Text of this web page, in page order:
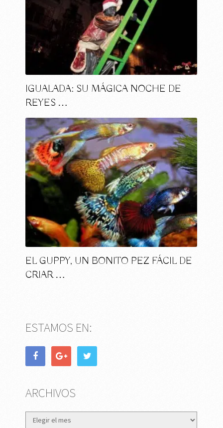
IGUALADA: SU MÁGICA NOCHE DE
REYES …
EL GUPPY, UN BONITO PEZ FÁCIL DE
CRIAR …
ESTAMOS EN:
ARCHIVOS
Archivos